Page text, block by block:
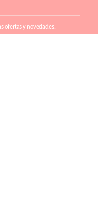
ofertas y novedades.